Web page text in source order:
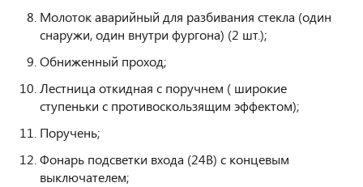
Молоток аварийный для разбивания стекла (один
снаружи, один внутри фургона) (2 шт.);
Обниженный проход;
Лестница откидная с поручнем ( широкие
ступеньки с противоскользящим эффектом);
Поручень;
Фонарь подсветки входа (24В) с концевым
выключателем;